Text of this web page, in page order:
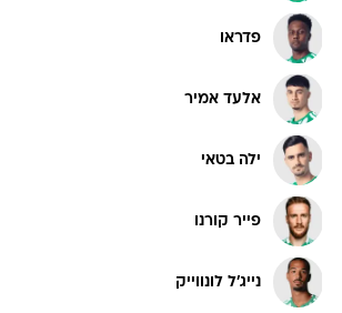
פדראו
אלעד אמיר
ילה בטאי
פייר קורנו
נייג'ל לונווייק